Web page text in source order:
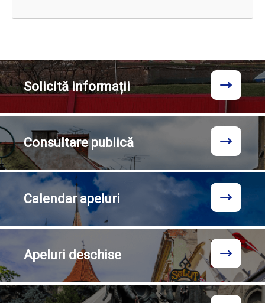
Solicităinformații
Consultarepublică
Calendarapeluri
Apeluri deschise